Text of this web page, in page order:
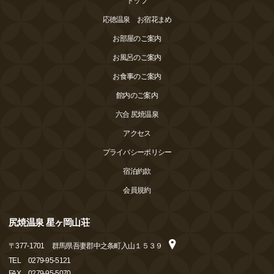
応徳温泉 お宿花まめ
お部屋のご案内
お風呂のご案内
お食事のご案内
館内のご案内
六合 尻焼温泉
アクセス
プライバシーポリシー
宿泊約款
会員規約
尻焼温泉 星ヶ岡山荘
〒377-1701
群馬県吾妻郡中之条町入山１５３９
TEL
0279-95-5121